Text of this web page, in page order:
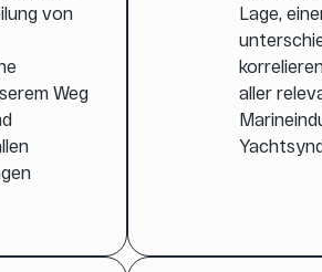
von
Weg
Lage,
aller